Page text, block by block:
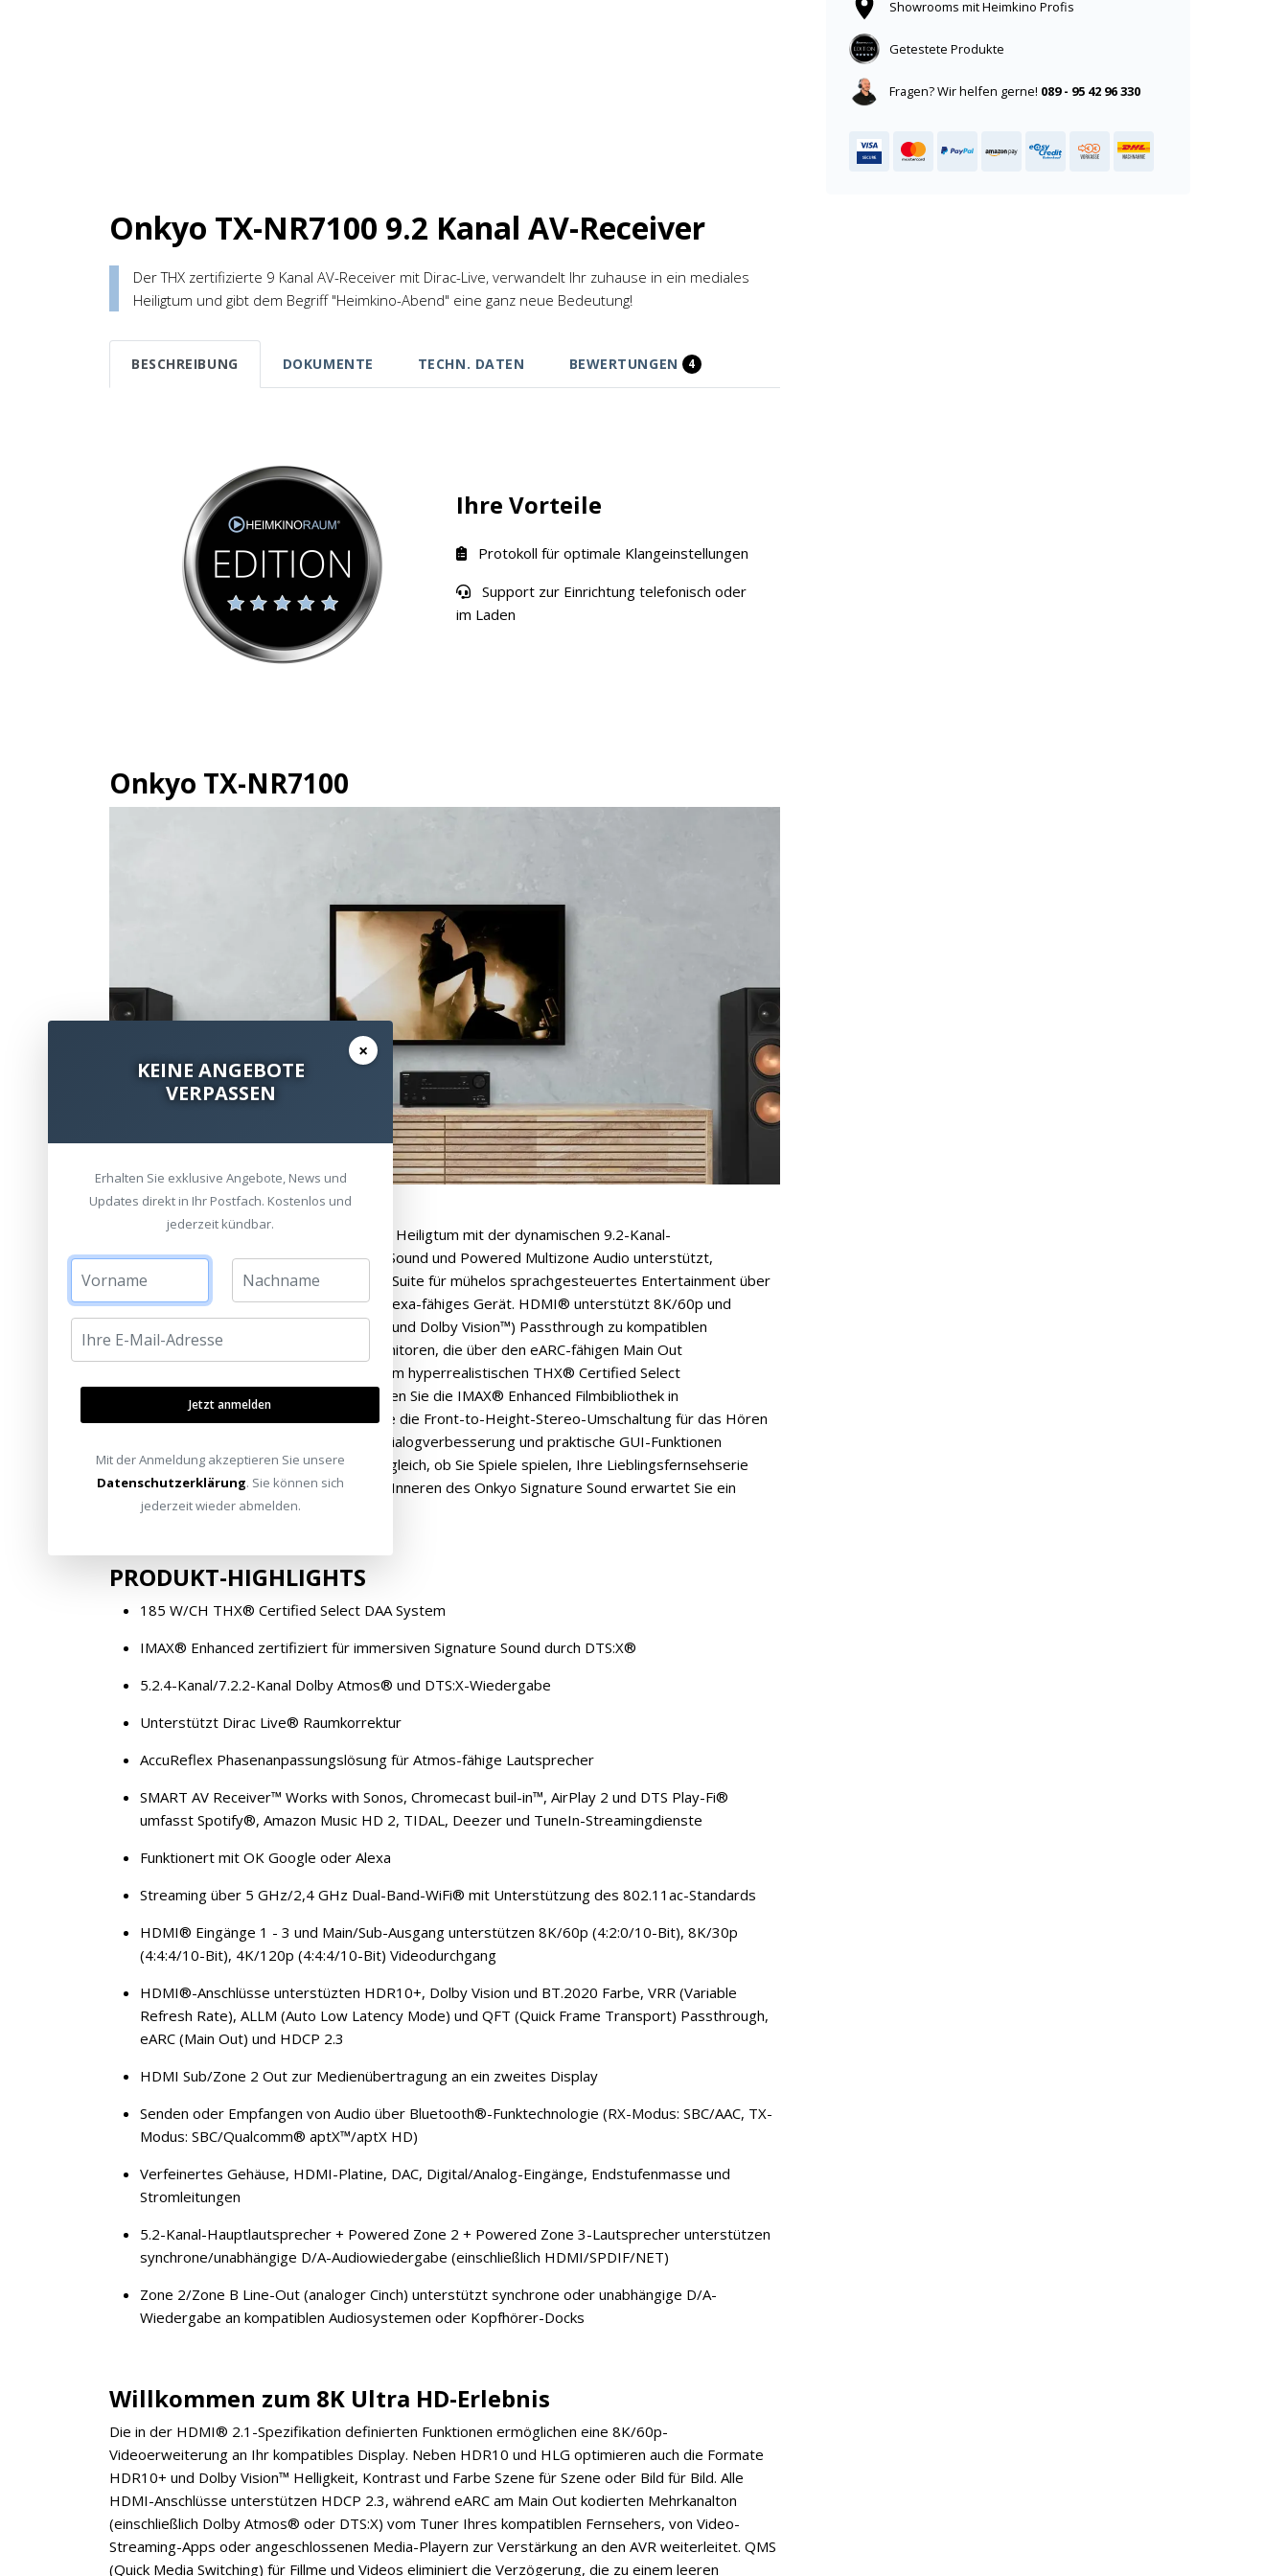
Showrooms mit Heimkino Profis
Getestete Produkte
Fragen? Wir helfen gerne! 089 - 95 42 96 330
Onkyo TX-NR7100 9.2 Kanal AV-Receiver
Der THX zertifizierte 9 Kanal AV-Receiver mit Dirac-Live, verwandelt Ihr zuhause in ein mediales
Heiligtum und gibt dem Begriff "Heimkino-Abend" eine ganz neue Bedeutung!
BESCHREIBUNG DOKUMENTE TECHN. DATEN BEWERTUNGEN 4
Ihre Vorteile
Protokoll für optimale Klangeinstellungen
Support zur Einrichtung telefonisch oder
im Laden
Onkyo TX-NR7100
Verwandeln Sie Ihr Zuhause in ein mediales Heiligtum mit der dynamischen 9.2-Kanal-
Audioverstärkung (DAA), die 3D-Surround-Sound und Powered Multizone Audio unterstützt,
zusammen mit der SMART AV Revceiver™-Suite für mühelos sprachgesteuertes Entertainment über
einen Google Assistant oder ein Amazon Alexa-fähiges Gerät. HDMI® unterstützt 8K/60p und
dynamisches HDR (einschließlich HDR 10+ und Dolby Vision™) Passthrough zu kompatiblen
Fernsehern, Projektoren oder Gaming-Monitoren, die über den eARC-fähigen Main Out
angeschlossen sind. Lassen Sie sich von dem hyperrealistischen THX® Certified Select
Referenzerlebnis überwältigen und erkunden Sie die IMAX® Enhanced Filmbibliothek in
Meisterqualität. Einzigartige Funktionen wie die Front-to-Height-Stereo-Umschaltung für das Hören
von Hintergrundgeräuschen, DSP-Vokal-/Dialogverbesserung und praktische GUI-Funktionen
verienfachen die tägliche bedienung. Ganz gleich, ob Sie Spiele spielen, Ihre Lieblingsfernsehserie
ansehen oder Hi-Res Audio streamen - im Inneren des Onkyo Signature Sound erwartet Sie ein
reicheres Gefühlserlebnis.
PRODUKT-HIGHLIGHTS
185 W/CH THX® Certified Select DAA System
IMAX® Enhanced zertifiziert für immersiven Signature Sound durch DTS:X®
5.2.4-Kanal/7.2.2-Kanal Dolby Atmos® und DTS:X-Wiedergabe
Unterstützt Dirac Live® Raumkorrektur
AccuReflex Phasenanpassungslösung für Atmos-fähige Lautsprecher
SMART AV Receiver™ Works with Sonos, Chromecast buil-in™, AirPlay 2 und DTS Play-Fi®
umfasst Spotify®, Amazon Music HD 2, TIDAL, Deezer und TuneIn-Streamingdienste
Funktionert mit OK Google oder Alexa
Streaming über 5 GHz/2,4 GHz Dual-Band-WiFi® mit Unterstützung des 802.11ac-Standards
HDMI® Eingänge 1 - 3 und Main/Sub-Ausgang unterstützen 8K/60p (4:2:0/10-Bit), 8K/30p
(4:4:4/10-Bit), 4K/120p (4:4:4/10-Bit) Videodurchgang
HDMI®-Anschlüsse unterstüzten HDR10+, Dolby Vision und BT.2020 Farbe, VRR (Variable
Refresh Rate), ALLM (Auto Low Latency Mode) und QFT (Quick Frame Transport) Passthrough,
eARC (Main Out) und HDCP 2.3
HDMI Sub/Zone 2 Out zur Medienübertragung an ein zweites Display
Senden oder Empfangen von Audio über Bluetooth®-Funktechnologie (RX-Modus: SBC/AAC, TX-
Modus: SBC/Qualcomm® aptX™/aptX HD)
Verfeinertes Gehäuse, HDMI-Platine, DAC, Digital/Analog-Eingänge, Endstufenmasse und
Stromleitungen
5.2-Kanal-Hauptlautsprecher + Powered Zone 2 + Powered Zone 3-Lautsprecher unterstützen
synchrone/unabhängige D/A-Audiowiedergabe (einschließlich HDMI/SPDIF/NET)
Zone 2/Zone B Line-Out (analoger Cinch) unterstützt synchrone oder unabhängige D/A-
Wiedergabe an kompatiblen Audiosystemen oder Kopfhörer-Docks
Willkommen zum 8K Ultra HD-Erlebnis
Die in der HDMI® 2.1-Spezifikation definierten Funktionen ermöglichen eine 8K/60p-
Videoerweiterung an Ihr kompatibles Display. Neben HDR10 und HLG optimieren auch die Formate
HDR10+ und Dolby Vision™ Helligkeit, Kontrast und Farbe Szene für Szene oder Bild für Bild. Alle
HDMI-Anschlüsse unterstützen HDCP 2.3, während eARC am Main Out kodierten Mehrkanalton
(einschließlich Dolby Atmos® oder DTS:X) vom Tuner Ihres kompatiblen Fernsehers, von Video-
Streaming-Apps oder angeschlossenen Media-Playern zur Verstärkung an den AVR weiterleitet. QMS
(Quick Media Switching) für Fillme und Videos eliminiert die Verzögerung, die zu einem leeren
×
KEINE ANGEBOTE
VERPASSEN
Erhalten Sie exklusive Angebote, News und
Updates direkt in Ihr Postfach. Kostenlos und
jederzeit kündbar.
Jetzt anmelden
Mit der Anmeldung akzeptieren Sie unsere
Datenschutzerklärung. Sie können sich
jederzeit wieder abmelden.